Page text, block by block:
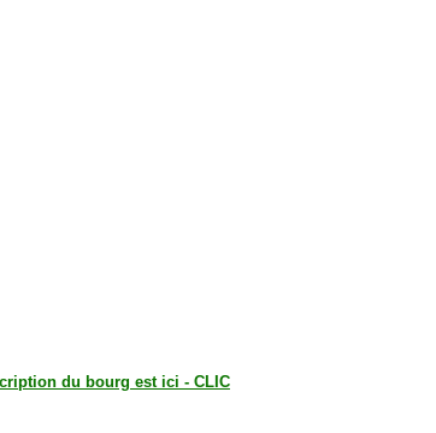
du bourg est ici - CLIC